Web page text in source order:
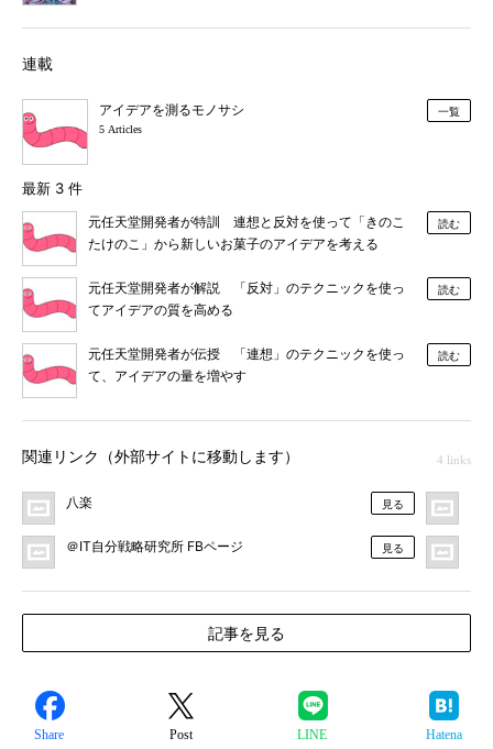
連載
アイデアを測るモノサシ
5 Articles
一覧
最新 3 件
元任天堂開発者が特訓 連想と反対を使って「きのこ
たけのこ」から新しいお菓子のアイデアを考える
読む
元任天堂開発者が解説 「反対」のテクニックを使っ
てアイデアの質を高める
読む
元任天堂開発者が伝授 「連想」のテクニックを使っ
て、アイデアの量を増やす
読む
関連リンク（外部サイトに移動します） 4 links
八楽 見る
＠IT自分戦略研究所 FBページ 見る
記事を見る
Share Post LINE Hatena